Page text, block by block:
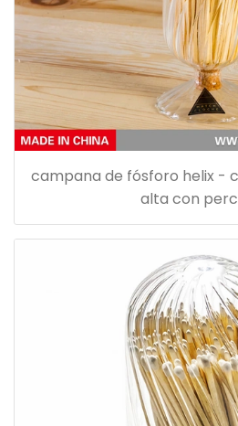
campana de fósforo helix -
alta con